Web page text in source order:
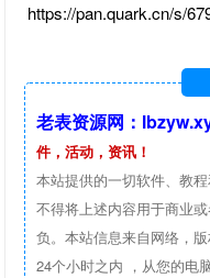
https://pan.quark.cn/s/
老表资源网：
件，活动，资讯！
本站提供的一切软件、教
不得将上述内容用于商业
负。本站信息来自网络，
24个小时之内 ，从您的电